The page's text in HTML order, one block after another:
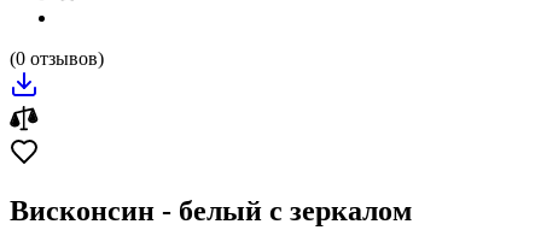
(0 отзывов)
Висконсин - белый с зеркалом